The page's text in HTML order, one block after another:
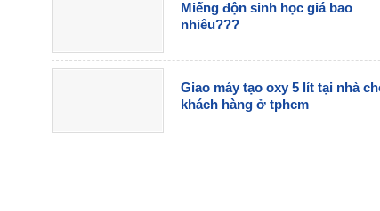
Miếng độn sinh học giá bao
nhiêu???
Giao máy tạo oxy 5 lít tại nhà
khách hàng ở tphcm